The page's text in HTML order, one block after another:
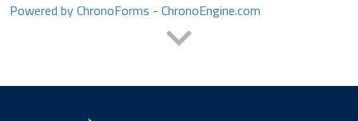
Powered by ChronoForms - ChronoEngine.com